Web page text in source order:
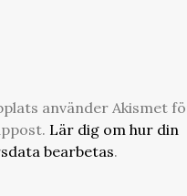
använder Akismet
Lär dig om hur din
bearbetas.